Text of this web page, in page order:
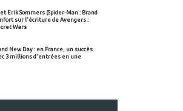
Erik Sommers (Spider-Man : Brand
sur l'écriture de Avengers :
Wars
New Day : en France, un succès
3 millions d'entrées en une